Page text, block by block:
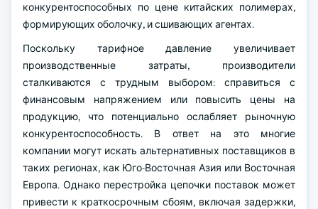
конкурентоспособных по цене китайских полимерах,
формирующих оболочку, и сшивающих агентах.
Поскольку тарифное давление увеличивает
производственные затраты, производители
сталкиваются с трудным выбором: справиться с
финансовым напряжением или повысить цены на
продукцию, что потенциально ослабляет рыночную
конкурентоспособность. В ответ на это многие
компании могут искать альтернативных поставщиков в
таких регионах, как Юго-Восточная Азия или Восточная
Европа. Однако перестройка цепочки поставок может
привести к краткосрочным сбоям, включая задержки,